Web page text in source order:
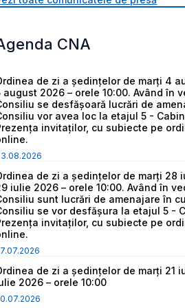
CNA
de zi a ședințelor de marți 4
august 2026 – orele 10:00. Având în
se desfășoară lucrări de
vor avea loc la etajul 5 -
invitaților, cu subiecte pe
de zi a ședințelor de marți 28
iulie 2026 – orele 10:00. Având în
sunt lucrări de amenajare în
se vor desfășura la etajul 5 -
invitaților, cu subiecte pe
de zi a ședințelor de marți 21
2026 – orele 10:00